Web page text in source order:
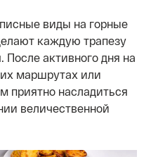
виды на горные
каждую трапезу
активного дня на
маршрутах или
приятно насладиться
величественной